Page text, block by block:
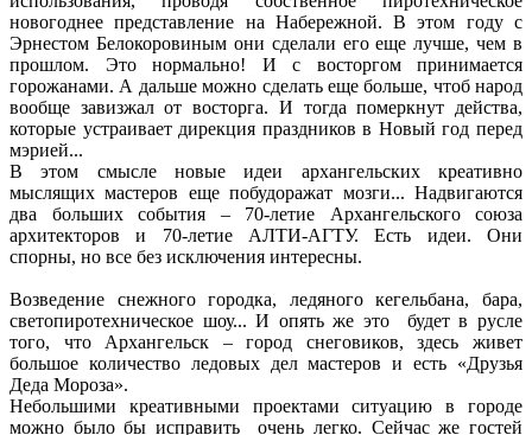
новогоднее представление на Набережной. В этом году с
Эрнестом Белокоровиным они сделали его еще лучше, чем в
прошлом. Это нормально! И с восторгом принимается
горожанами. А дальше можно сделать еще больше, чтоб народ
вообще завизжал от восторга. И тогда померкнут действа,
которые устраивает дирекция праздников в Новый год перед
мэрией...
В этом смысле новые идеи архангельских креативно
мыслящих мастеров еще побудоражат мозги... Надвигаются
два больших события – 70-летие Архангельского союза
архитекторов и 70-летие АЛТИ-АГТУ. Есть идеи. Они
спорны, но все без исключения интересны.
Возведение снежного городка, ледяного кегельбана, бара,
светопиротехническое шоу... И опять же это будет в русле
того, что Архангельск – город снеговиков, здесь живет
большое количество ледовых дел мастеров и есть «Друзья
Деда Мороза».
Небольшими креативными проектами ситуацию в городе
можно было бы исправить очень легко. Сейчас же гостей